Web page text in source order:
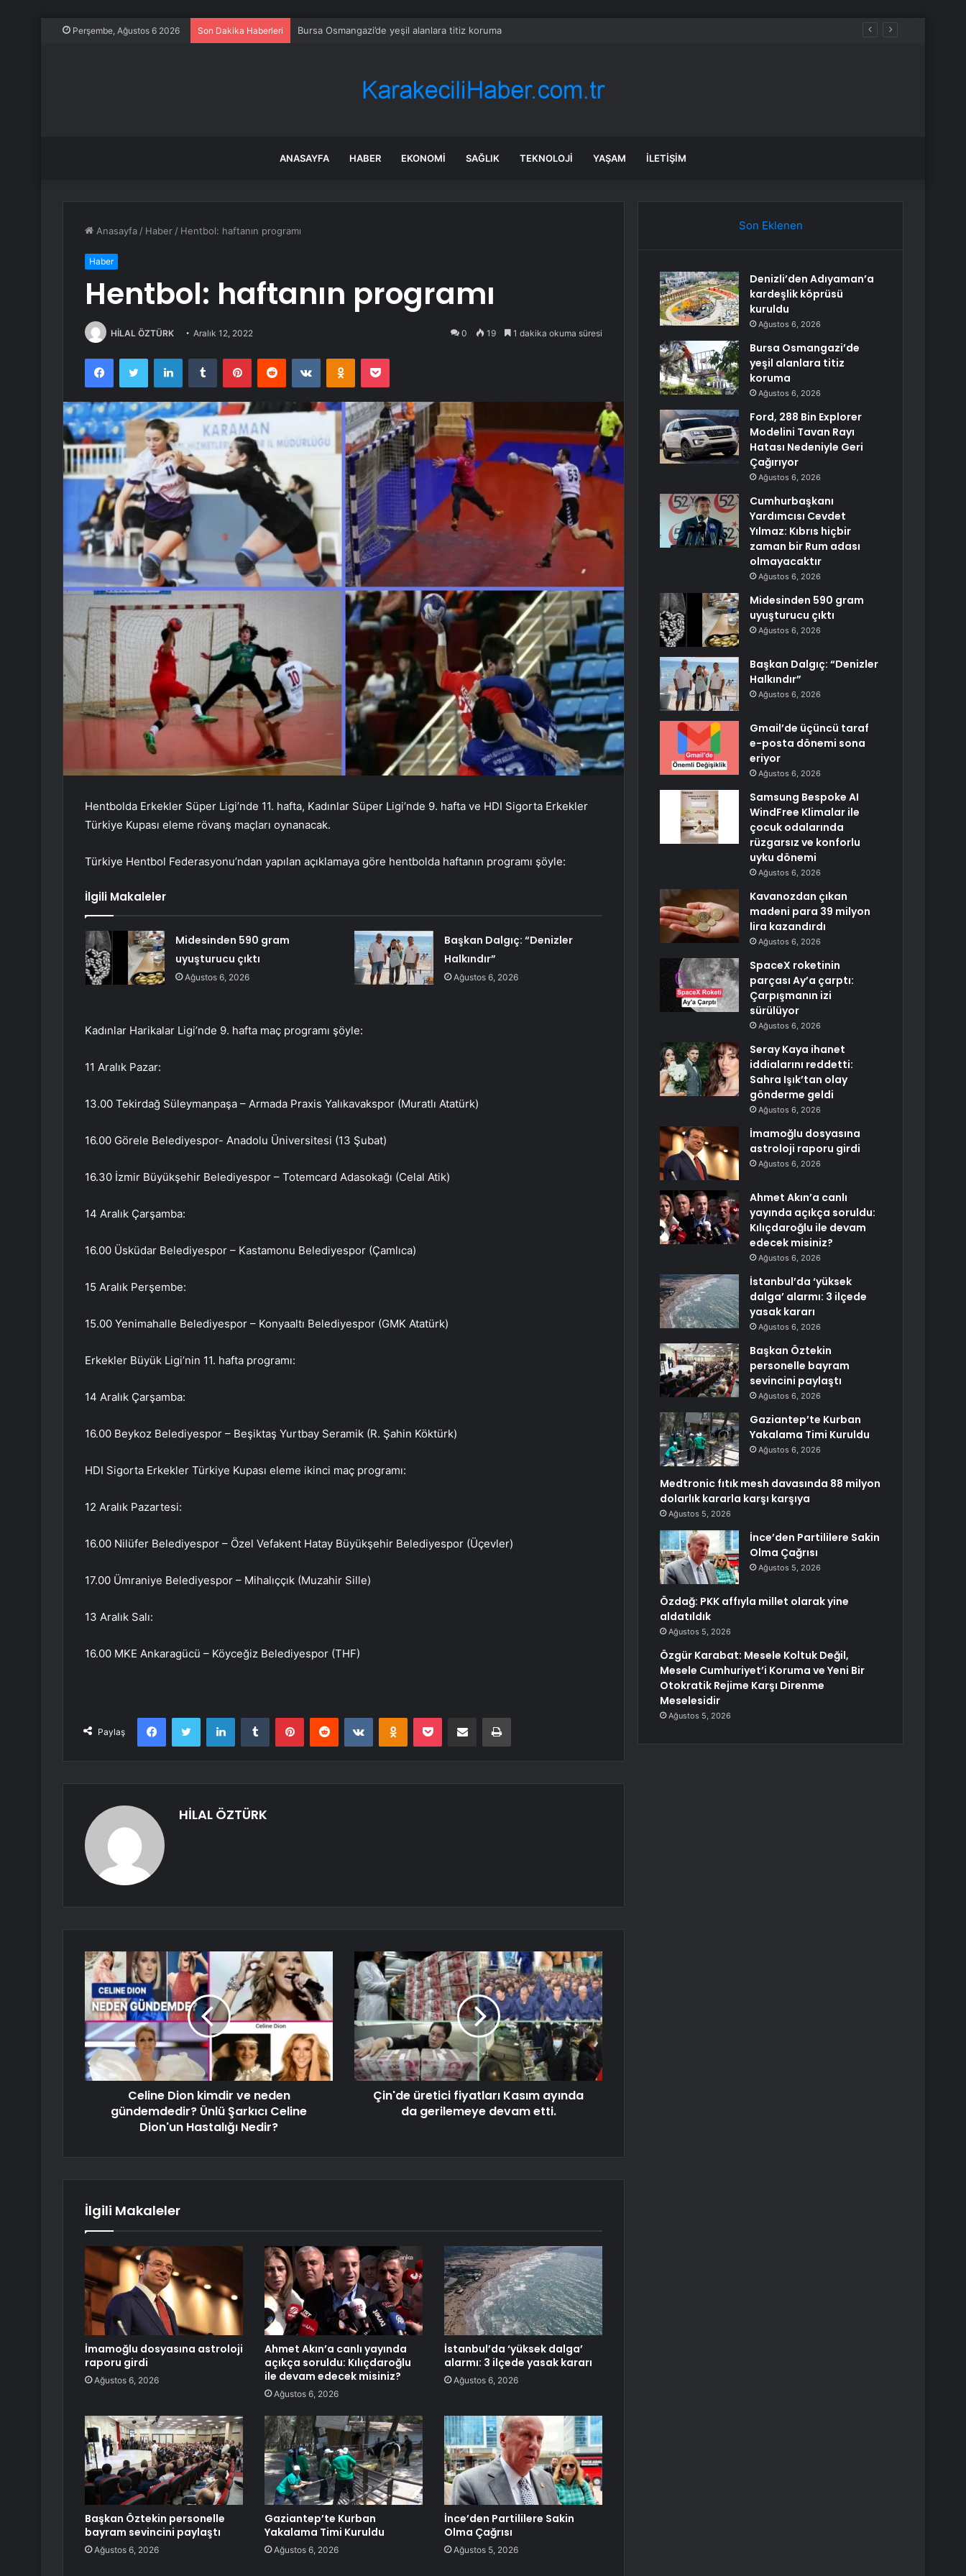
Perşembe, Ağustos 6 2026 Son Dakika Haberleri Bursa Osmangazi’de yeşil alanlara titiz koruma
ANASAYFA HABER EKONOMI SAĞLIK TEKNOLOJI YAŞAM İLETIŞIM
Anasayfa / Haber / Hentbol: haftanın programı
Haber
Hentbol: haftanın programı
HİLAL ÖZTÜRK Aralık 12, 2022 0 19 1 dakika okuma süresi
FacebookTwitter LinkedInTumblr PinterestReddit VKontakteOdnoklassniki
Pocket
Hentbolda Erkekler Süper Ligi’nde 11. hafta, Kadınlar Süper Ligi’nde 9. hafta ve HDI Sigorta Erkekler
Türkiye Kupası eleme rövanş maçları oynanacak.
Türkiye Hentbol Federasyonu’ndan yapılan açıklamaya göre hentbolda haftanın programı şöyle:
İlgili Makaleler
Midesinden 590 gram
uyuşturucu çıktı
Ağustos 6, 2026
Başkan Dalgıç: “Denizler
Halkındır”
Ağustos 6, 2026
Kadınlar Harikalar Ligi’nde 9. hafta maç programı şöyle:
11 Aralık Pazar:
13.00 Tekirdağ Süleymanpaşa – Armada Praxis Yalıkavakspor (Muratlı Atatürk)
16.00 Görele Belediyespor- Anadolu Üniversitesi (13 Şubat)
16.30 İzmir Büyükşehir Belediyespor – Totemcard Adasokağı (Celal Atik)
14 Aralık Çarşamba:
16.00 Üsküdar Belediyespor – Kastamonu Belediyespor (Çamlıca)
15 Aralık Perşembe:
15.00 Yenimahalle Belediyespor – Konyaaltı Belediyespor (GMK Atatürk)
Erkekler Büyük Ligi’nin 11. hafta programı:
14 Aralık Çarşamba:
16.00 Beykoz Belediyespor – Beşiktaş Yurtbay Seramik (R. Şahin Köktürk)
HDI Sigorta Erkekler Türkiye Kupası eleme ikinci maç programı:
12 Aralık Pazartesi:
16.00 Nilüfer Belediyespor – Özel Vefakent Hatay Büyükşehir Belediyespor (Üçevler)
17.00 Ümraniye Belediyespor – Mihalıççık (Muzahir Sille)
13 Aralık Salı:
16.00 MKE Ankaragücü – Köyceğiz Belediyespor (THF)
Paylaş
FacebookTwitter LinkedInTumblr PinterestReddit VKontakteOdnoklassniki
Pocket E-Posta ile paylaş Yazdır
HİLAL ÖZTÜRK
Celine Dion kimdir ve neden
gündemdedir? Ünlü Şarkıcı Celine
Dion'un Hastalığı Nedir?
Çin'de üretici fiyatları Kasım ayında
da gerilemeye devam etti.
İlgili Makaleler
İmamoğlu dosyasına astroloji
raporu girdi
Ağustos 6, 2026
Ahmet Akın’a canlı yayında
açıkça soruldu: Kılıçdaroğlu
ile devam edecek misiniz?
Ağustos 6, 2026
İstanbul’da ‘yüksek dalga’
alarmı: 3 ilçede yasak kararı
Ağustos 6, 2026
Başkan Öztekin personelle
bayram sevincini paylaştı
Ağustos 6, 2026
Gaziantep’te Kurban
Yakalama Timi Kuruldu
Ağustos 6, 2026
İnce’den Partililere Sakin
Olma Çağrısı
Ağustos 5, 2026
Son Eklenen
Denizli’den Adıyaman’a
kardeşlik köprüsü
kuruldu
Ağustos 6, 2026
Bursa Osmangazi’de
yeşil alanlara titiz
koruma
Ağustos 6, 2026
Ford, 288 Bin Explorer
Modelini Tavan Rayı
Hatası Nedeniyle Geri
Çağırıyor
Ağustos 6, 2026
Cumhurbaşkanı
Yardımcısı Cevdet
Yılmaz: Kıbrıs hiçbir
zaman bir Rum adası
olmayacaktır
Ağustos 6, 2026
Midesinden 590 gram
uyuşturucu çıktı
Ağustos 6, 2026
Başkan Dalgıç: “Denizler
Halkındır”
Ağustos 6, 2026
Gmail’de üçüncü taraf
e-posta dönemi sona
eriyor
Ağustos 6, 2026
Samsung Bespoke AI
WindFree Klimalar ile
çocuk odalarında
rüzgarsız ve konforlu
uyku dönemi
Ağustos 6, 2026
Kavanozdan çıkan
madeni para 39 milyon
lira kazandırdı
Ağustos 6, 2026
SpaceX roketinin
parçası Ay’a çarptı:
Çarpışmanın izi
sürülüyor
Ağustos 6, 2026
Seray Kaya ihanet
iddialarını reddetti:
Sahra Işık’tan olay
gönderme geldi
Ağustos 6, 2026
İmamoğlu dosyasına
astroloji raporu girdi
Ağustos 6, 2026
Ahmet Akın’a canlı
yayında açıkça soruldu:
Kılıçdaroğlu ile devam
edecek misiniz?
Ağustos 6, 2026
İstanbul’da ‘yüksek
dalga’ alarmı: 3 ilçede
yasak kararı
Ağustos 6, 2026
Başkan Öztekin
personelle bayram
sevincini paylaştı
Ağustos 6, 2026
Gaziantep’te Kurban
Yakalama Timi Kuruldu
Ağustos 6, 2026
Medtronic fıtık mesh davasında 88 milyon
dolarlık kararla karşı karşıya
Ağustos 5, 2026
İnce’den Partililere Sakin
Olma Çağrısı
Ağustos 5, 2026
Özdağ: PKK affıyla millet olarak yine
aldatıldık
Ağustos 5, 2026
Özgür Karabat: Mesele Koltuk Değil,
Mesele Cumhuriyet’i Koruma ve Yeni Bir
Otokratik Rejime Karşı Direnme
Meselesidir
Ağustos 5, 2026